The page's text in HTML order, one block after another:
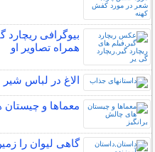
بیوگرافی ریچارد
همراه تصاویر او
الاغ در لباس شیر
معماها و چیستان
گاهی ليوان را